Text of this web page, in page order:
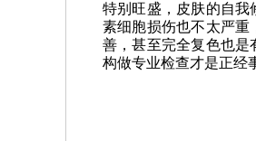
特别旺盛，皮肤的自我
素细胞损伤也不太严重
善，甚至完全复色也是
构做专业检查才是正经